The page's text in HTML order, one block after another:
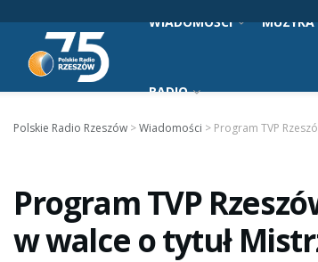
WIADOMOŚCI MUZYKA
RADIO
Polskie Radio Rzeszów >Wiadomości > Program TVP
Program TVP
w walce o tytuł